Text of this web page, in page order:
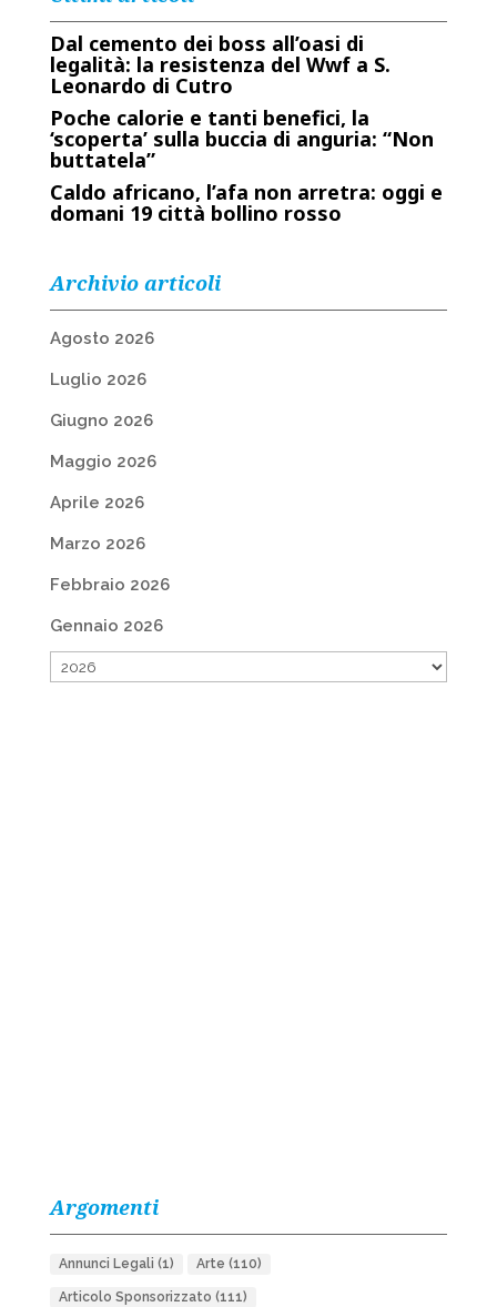
Dal cemento dei boss all’oasi di
legalità: la resistenza del Wwf a S.
Leonardo di Cutro
Poche calorie e tanti benefici, la
‘scoperta’ sulla buccia di anguria: “Non
buttatela”
Caldo africano, l’afa non arretra: oggi e
domani 19 città bollino rosso
Archivio articoli
Agosto 2026
Luglio 2026
Giugno 2026
Maggio 2026
Aprile 2026
Marzo 2026
Febbraio 2026
Gennaio 2026
Argomenti
Annunci Legali (1) Arte (110)
Articolo Sponsorizzato (111)